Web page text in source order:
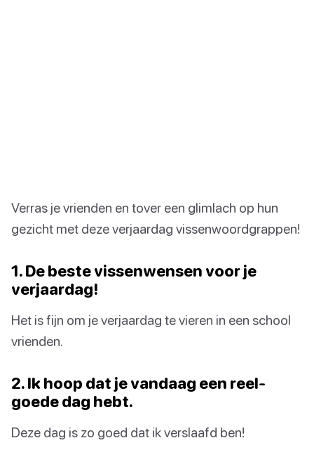
Verras je vrienden en tover een glimlach op hun
gezicht met deze verjaardag vissenwoordgrappen!
1. De beste vissenwensen voor je
verjaardag!
Het is fijn om je verjaardag te vieren in een school
vrienden.
2. Ik hoop dat je vandaag een reel-
goede dag hebt.
Deze dag is zo goed dat ik verslaafd ben!